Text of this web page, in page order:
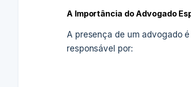
A Importância do Advogado
A presença de um advogado
responsável por: